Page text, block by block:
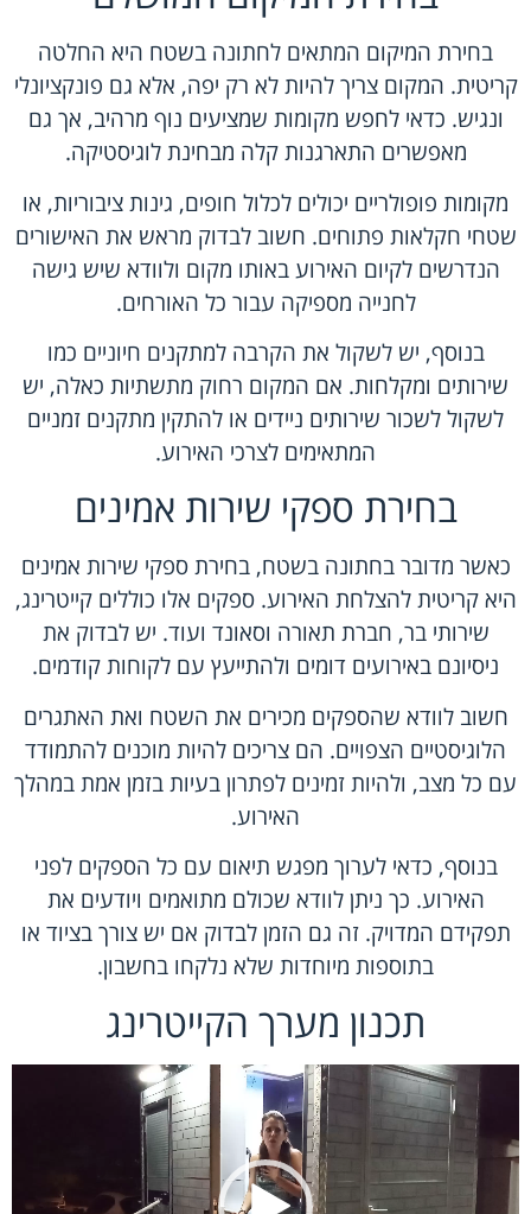
בחירת המיקום המתאים לחתונה בשטח היא החלטה
קריטית. המקום צריך להיות לא רק יפה, אלא גם פונקציונלי
ונגיש. כדאי לחפש מקומות שמציעים נוף מרהיב, אך גם
מאפשרים התארגנות קלה מבחינת לוגיסטיקה.
מקומות פופולריים יכולים לכלול חופים, גינות ציבוריות, או
שטחי חקלאות פתוחים. חשוב לבדוק מראש את האישורים
הנדרשים לקיום האירוע באותו מקום ולוודא שיש גישה
לחנייה מספיקה עבור כל האורחים.
בנוסף, יש לשקול את הקרבה למתקנים חיוניים כמו
שירותים ומקלחות. אם המקום רחוק מתשתיות כאלה, יש
לשקול לשכור שירותים ניידים או להתקין מתקנים זמניים
המתאימים לצרכי האירוע.
בחירת ספקי שירות אמינים
כאשר מדובר בחתונה בשטח, בחירת ספקי שירות אמינים
היא קריטית להצלחת האירוע. ספקים אלו כוללים קייטרינג,
שירותי בר, חברת תאורה וסאונד ועוד. יש לבדוק את
ניסיונם באירועים דומים ולהתייעץ עם לקוחות קודמים.
חשוב לוודא שהספקים מכירים את השטח ואת האתגרים
הלוגיסטיים הצפויים. הם צריכים להיות מוכנים להתמודד
עם כל מצב, ולהיות זמינים לפתרון בעיות בזמן אמת במהלך
האירוע.
בנוסף, כדאי לערוך מפגש תיאום עם כל הספקים לפני
האירוע. כך ניתן לוודא שכולם מתואמים ויודעים את
תפקידם המדויק. זה גם הזמן לבדוק אם יש צורך בציוד או
בתוספות מיוחדות שלא נלקחו בחשבון.
תכנון מערך הקייטרינג
נגן
וידאו